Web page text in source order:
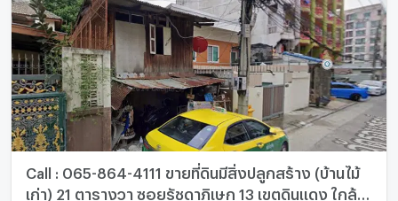
Call : 065-864-4111 ขายที่ดินมีสิ่งปลูกสร้าง (บ้านไม้
เก่า) 21 ตารางวา ซอยรัชดาภิเษก 13 เขตดินแดง ใกล้